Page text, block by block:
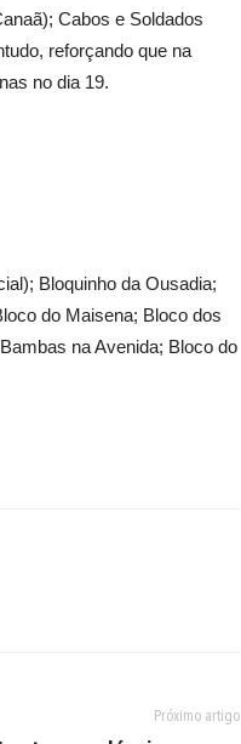
Cabos e Soldados
reforçando que na
no dia 19.
Bloquinho da Ousadia;
do Maisena; Bloco dos
na Avenida; Bloco do
Próximo artigo